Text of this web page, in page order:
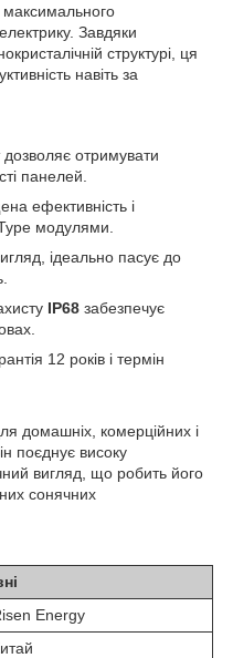
Завдяки
структурі, ця
навіть за
отримувати
панелей.
ефективність і
Type модулями.
ідеально пасує до
IP68 забезпечує
12 років і термін
домашніх, комерційних і
поєднує високу
вигляд, що робить його
сонячних
Energy